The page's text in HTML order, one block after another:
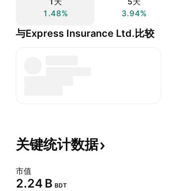
1.48%
3.94%
与Express Insurance Ltd.比较
关键统计数据
市值
‪2.24 B‬ BDT